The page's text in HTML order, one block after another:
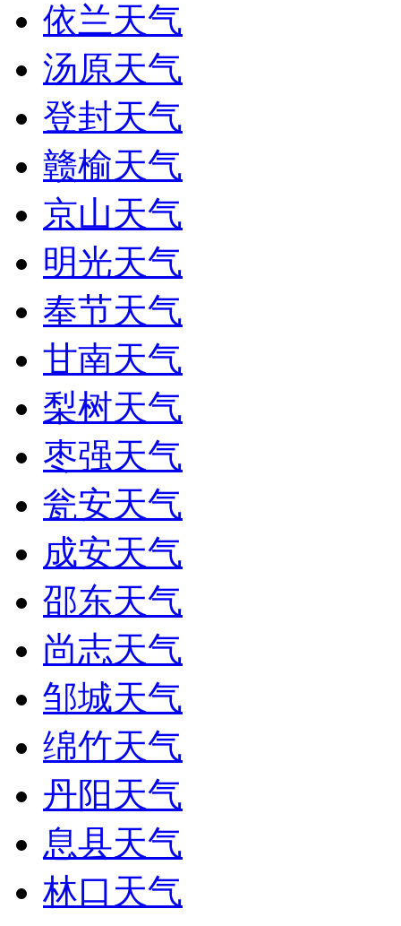
依兰天气
汤原天气
登封天气
赣榆天气
京山天气
明光天气
奉节天气
甘南天气
梨树天气
枣强天气
瓮安天气
成安天气
邵东天气
尚志天气
邹城天气
绵竹天气
丹阳天气
息县天气
林口天气